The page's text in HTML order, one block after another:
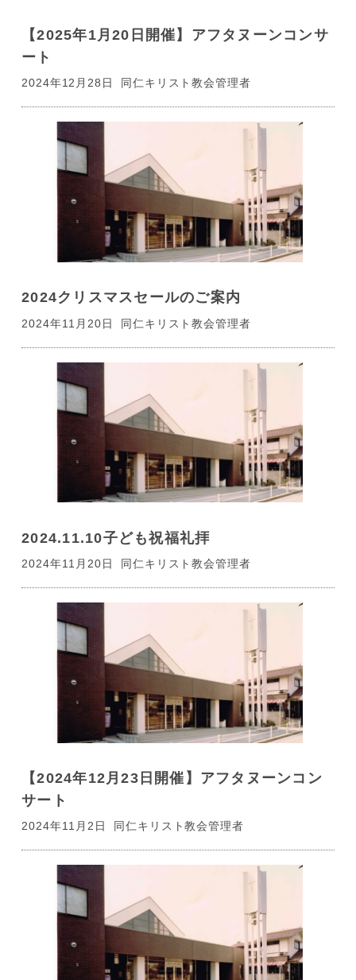
【2025年1月20日開催】アフタヌーンコンサ
ート
2024年12月28日 同仁キリスト教会管理者
2024クリスマスセールのご案内
2024年11月20日 同仁キリスト教会管理者
2024.11.10子ども祝福礼拝
2024年11月20日 同仁キリスト教会管理者
【2024年12月23日開催】アフタヌーンコン
サート
2024年11月2日 同仁キリスト教会管理者